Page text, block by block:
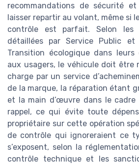
recommandations de sécurité
laisser repartir au volant, même si
contrôle est parfait. Selon les
détaillées par Service Public
Transition écologique dans leurs
aux usagers, le véhicule doit être
charge par un service
de la marque, la réparation étant
et la main d’œuvre dans le cadre
rappel, ce qui évite toute
propriétaire sur cette opération
de contrôle qui ignoreraient ce
s’exposent, selon la
contrôle technique et les